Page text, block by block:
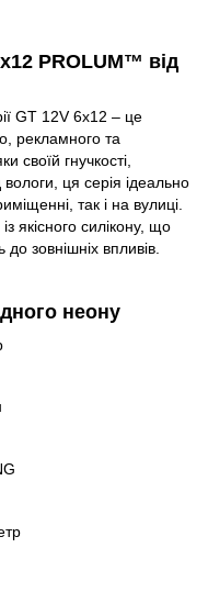
PROLUM™ від
GT 12V 6x12 – це
рекламного та
своїй гнучкості,
ця серія ідеально
так і на вулиці.
якісного силікону, що
до зовнішніх впливів.
неону